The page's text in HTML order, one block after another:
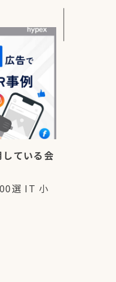
ている会
選 IT 小